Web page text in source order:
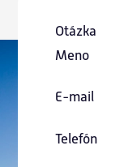
Otázka
Meno
E-mail
Telefón